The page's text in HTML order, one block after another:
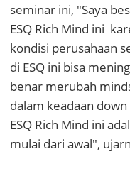
seminar ini, "Saya
ESQ Rich Mind ini
kondisi perusahaan
di ESQ ini bisa
benar merubah
dalam keadaan
ESQ Rich Mind ini
mulai dari awal",